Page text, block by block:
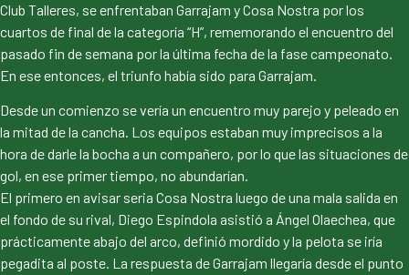
Club Talleres, se enfrentaban Garrajam y Cosa Nostra por los
cuartos de final de la categoría “H”, rememorando el encuentro del
pasado fin de semana por la última fecha de la fase campeonato.
En ese entonces, el triunfo había sido para Garrajam.
Desde un comienzo se vería un encuentro muy parejo y peleado en
la mitad de la cancha. Los equipos estaban muy imprecisos a la
hora de darle la bocha a un compañero, por lo que las situaciones de
gol, en ese primer tiempo, no abundarían.
El primero en avisar seria Cosa Nostra luego de una mala salida en
el fondo de su rival, Diego Espindola asistió a Ángel Olaechea, que
prácticamente abajo del arco, definió mordido y la pelota se iría
pegadita al poste. La respuesta de Garrajam llegaría desde el punto